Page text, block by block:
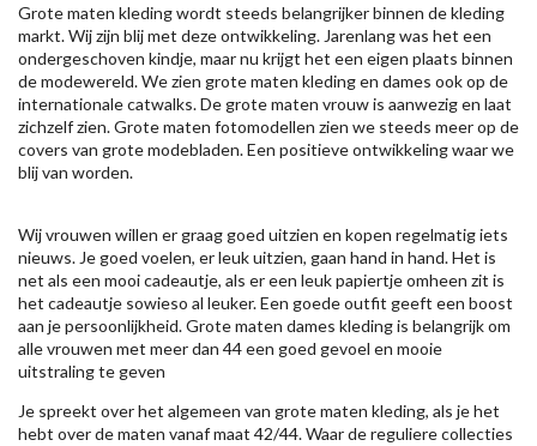
Grote maten kleding wordt steeds belangrijker binnen de kleding
markt. Wij zijn blij met deze ontwikkeling. Jarenlang was het een
ondergeschoven kindje, maar nu krijgt het een eigen plaats binnen
de modewereld. We zien grote maten kleding en dames ook op de
internationale catwalks. De grote maten vrouw is aanwezig en laat
zichzelf zien. Grote maten fotomodellen zien we steeds meer op de
covers van grote modebladen. Een positieve ontwikkeling waar we
blij van worden.
Wij vrouwen willen er graag goed uitzien en kopen regelmatig iets
nieuws. Je goed voelen, er leuk uitzien, gaan hand in hand. Het is
net als een mooi cadeautje, als er een leuk papiertje omheen zit is
het cadeautje sowieso al leuker. Een goede outfit geeft een boost
aan je persoonlijkheid. Grote maten dames kleding is belangrijk om
alle vrouwen met meer dan 44 een goed gevoel en mooie
uitstraling te geven
Je spreekt over het algemeen van grote maten kleding, als je het
hebt over de maten vanaf maat 42/44. Waar de reguliere collecties